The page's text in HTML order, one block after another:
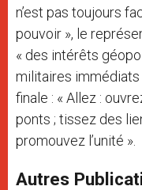
n’est pas toujours
pouvoir », le
« des intérêts
militaires
finale : « Allez :
ponts ; tissez des
promouvez l’unité ».
Autres